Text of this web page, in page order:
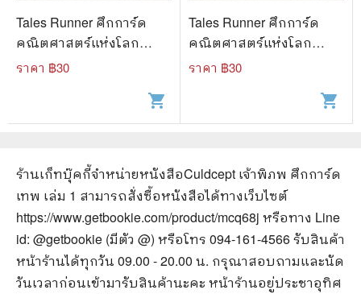
Tales Runner ศึกการ์ด
คณิตศาสตร์แห่งโลก
นิทาน 13
ราคา ฿30
shopping_cart
Tales Runner ศึกการ์ด
คณิตศาสตร์แห่งโลก
นิทาน 14
ราคา ฿30
shopping_cart
ร้านเก็ทบุ๊คกี้จำหน่ายหนังสือCuldcept เจ้าพิภพ ศึกการ์ด
เทพ เล่ม 1 สามารถสั่งซื้อหนังสือได้ทางเว็บไซต์
https://www.getbookie.com/product/mcq68j หรือทาง Line
id: @getbookie (มีตัว @) หรือโทร 094-161-4566 รับสินค้า
หน้าร้านได้ทุกวัน 09.00 - 20.00 น. กรุณาสอบถามและนัด
วันเวลาก่อนเข้ามารับสินค้านะคะ หน้าร้านอยู่ประชาอุทิศ